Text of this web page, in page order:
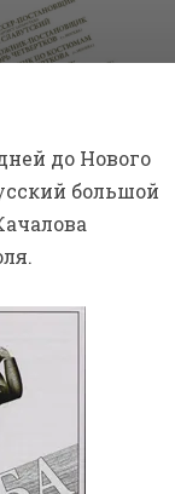
до Нового
большой